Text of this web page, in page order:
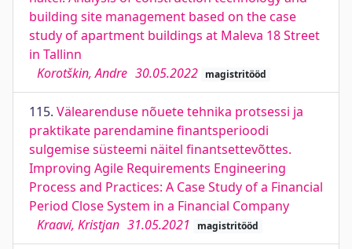
building site management based on the case
study of apartment buildings at Maleva 18 Street
in Tallinn
Korotškin, Andre 30.05.2022 magistritööd
115. Välearenduse nõuete tehnika protsessi ja
praktikate parendamine finantsperioodi
sulgemise süsteemi näitel finantsettevõttes.
Improving Agile Requirements Engineering
Process and Practices: A Case Study of a Financial
Period Close System in a Financial Company
Kraavi, Kristjan 31.05.2021 magistritööd